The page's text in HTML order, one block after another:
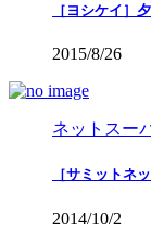
［ヨシケイ］
2015/8/26
ネットスー
［サミットネ
2014/10/2